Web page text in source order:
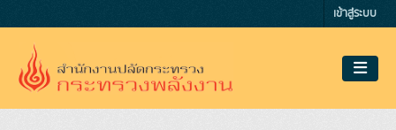
เข้าสู่ระบบ